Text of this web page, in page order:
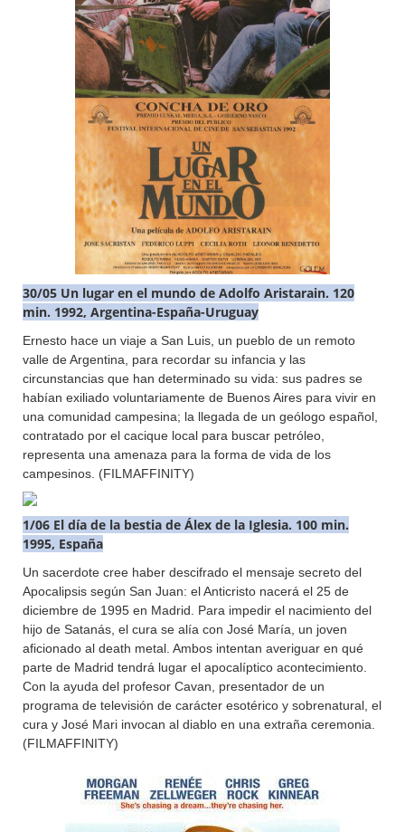
30/05 Un lugar en el mundo de Adolfo Aristarain. 120
min. 1992, Argentina-España-Uruguay
Ernesto hace un viaje a San Luis, un pueblo de un remoto
valle de Argentina, para recordar su infancia y las
circunstancias que han determinado su vida: sus padres se
habían exiliado voluntariamente de Buenos Aires para vivir en
una comunidad campesina; la llegada de un geólogo español,
contratado por el cacique local para buscar petróleo,
representa una amenaza para la forma de vida de los
campesinos. (FILMAFFINITY)
1/06 El día de la bestia de Álex de la Iglesia. 100 min.
1995, España
Un sacerdote cree haber descifrado el mensaje secreto del
Apocalipsis según San Juan: el Anticristo nacerá el 25 de
diciembre de 1995 en Madrid. Para impedir el nacimiento del
hijo de Satanás, el cura se alía con José María, un joven
aficionado al death metal. Ambos intentan averiguar en qué
parte de Madrid tendrá lugar el apocalíptico acontecimiento.
Con la ayuda del profesor Cavan, presentador de un
programa de televisión de carácter esotérico y sobrenatural, el
cura y José Mari invocan al diablo en una extraña ceremonia.
(FILMAFFINITY)